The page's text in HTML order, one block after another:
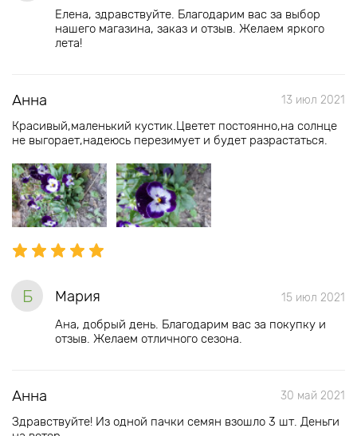
Елена, здравствуйте. Благодарим вас за выбор
нашего магазина, заказ и отзыв. Желаем яркого
лета!
Анна 13 июл 2021
Красивый,маленький кустик.Цветет постоянно,на солнце
не выгорает,надеюсь перезимует и будет разрастаться.
Б Мария 15 июл 2021
Ана, добрый день. Благодарим вас за покупку и
отзыв. Желаем отличного сезона.
Анна 30 май 2021
Здравствуйте! Из одной пачки семян взошло 3 шт. Деньги